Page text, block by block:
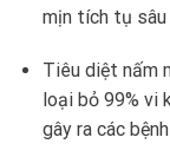
mịn tích tụ
Tiêu diệt nấm
loại bỏ 99% vi
gây ra các